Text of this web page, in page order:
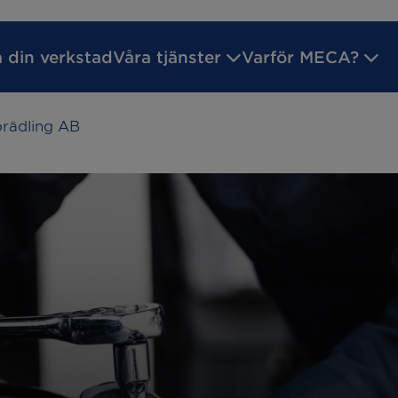
din verkstadVåra tjänster
reparation
Byta bromsar
Varför MECA?
AB